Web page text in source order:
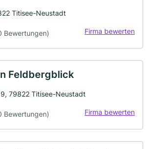
Titisee-Neustadt
Bewertungen) Firma bewerten
Feldbergblick
79822 Titisee-Neustadt
Bewertungen) Firma bewerten